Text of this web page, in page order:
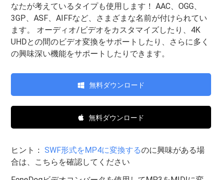
なたが考えているタイプも使用します！ AAC、OGG、
3GP、ASF、AIFFなど、さまざまな名前が付けられてい
ます。 オーディオ/ビデオをカスタマイズしたり、4K
UHDとの間のビデオ変換をサポートしたり、さらに多く
の興味深い機能をサポートしたりできます。
無料ダウンロード
無料ダウンロード
ヒント：SWF形式をMP4に変換するのに興味がある場
合は、こちらを確認してください